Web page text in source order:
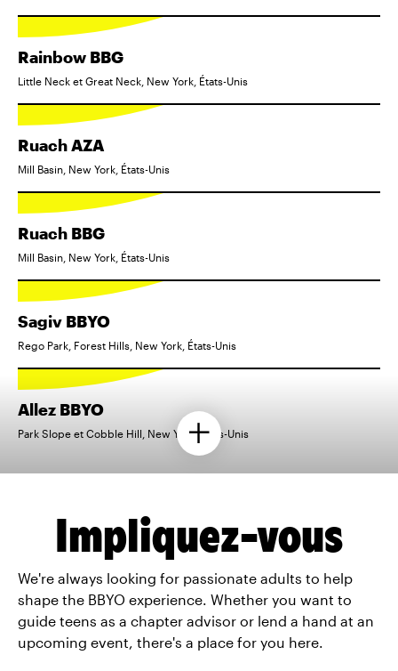
Rainbow BBG
Little Neck et Great Neck, New York, États-Unis
Ruach AZA
Mill Basin, New York, États-Unis
Ruach BBG
Mill Basin, New York, États-Unis
Sagiv BBYO
Rego Park, Forest Hills, New York, États-Unis
Allez BBYO
Park Slope et Cobble Hill, New York, États-Unis
Impliquez-vous
We're always looking for passionate adults to help
shape the BBYO experience. Whether you want to
guide teens as a chapter advisor or lend a hand at an
upcoming event, there's a place for you here.